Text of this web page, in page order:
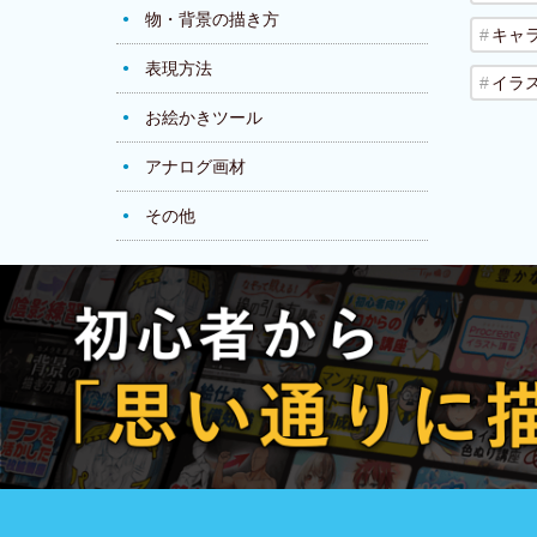
物・背景の描き方
表現方法
お絵かきツール
アナログ画材
その他
キャ
イラ